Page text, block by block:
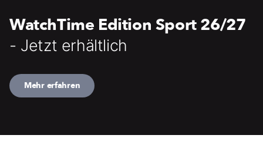
WatchTime Edition Sport 26/27
- Jetzt erhältlich
Mehr erfahren